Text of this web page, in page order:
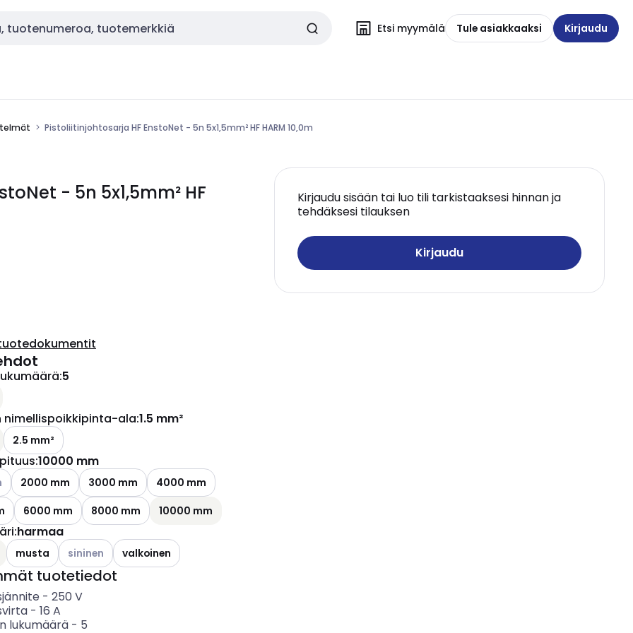
Etsi myymälä Tule asiakkaaksi Kirjaudu
Pistoliitinjohtosarja HF EnstoNet - 5n 5x1,5mm² HF HARM 10,0m
- 5n 5x1,5mm² HF
Kirjaudu sisään tai luo tili tarkistaaksesi hinnan ja
tehdäksesi tilauksen
Kirjaudu
:5
nimellispoikkipinta-ala:1.5 mm²
2.5 mm²
:10000 mm
olevat vaihtoehdot
2000 mm 3000 mm
4000 mm
6000 mm 8000 mm 10000 mm
:harmaa
musta Katso käytettävissä olevat vaihtoehdot
sininen valkoinen
tuotetiedot
- 250 V
- 16 A
lukumäärä- 5